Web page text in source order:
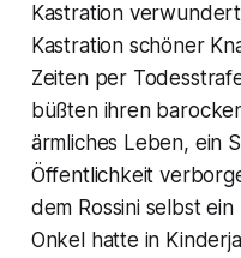
Kastration
Kastration schöner
Zeiten per
büßten ihren
ärmliches Leben, ein
Öffentlichkeit
dem Rossini selbst
Onkel hatte in